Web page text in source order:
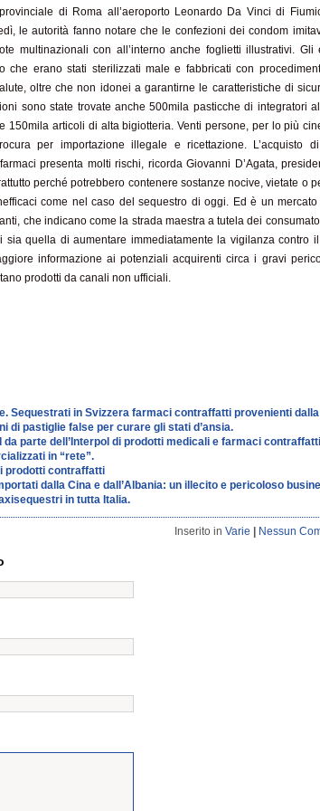
di Roma all’aeroporto Leonardo Da Vinci di
le autorità fanno notare che le confezioni dei condom
multinazionali con all’interno anche foglietti illustrativi. Gli
che erano stati sterilizzati male e fabbricati con
oltre che non idonei a garantirne le caratteristiche di
sono state trovate anche 500mila pasticche di integratori
150mila articoli di alta bigiotteria. Venti persone, per lo più
per importazione illegale e ricettazione. L’acquisto
presenta molti rischi, ricorda Giovanni D’Agata,
perché potrebbero contenere sostanze nocive, vietate o
come nel caso del sequestro di oggi. Ed è un
che indicano come la strada maestra a tutela dei
sia quella di aumentare immediatamente la vigilanza contro
informazione ai potenziali acquirenti circa i gravi
prodotti da canali non ufficiali.
Sequestrati in Svizzera farmaci contraffatti provenienti
di pastiglie false per curare gli stati d’ansia.
parte dell’Interpol di prodotti medicali e farmaci
in “rete”.
prodotti contraffatti
dalla Cina e dall’Albania: un illecito e pericoloso
in tutta Italia.
Inserito in Varie Nessun